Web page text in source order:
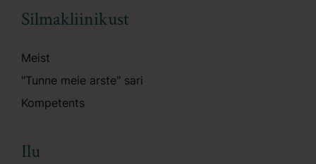
Silmakliinikust
Meist
"Tunne meie arste" sari
Kompetents
Ilu